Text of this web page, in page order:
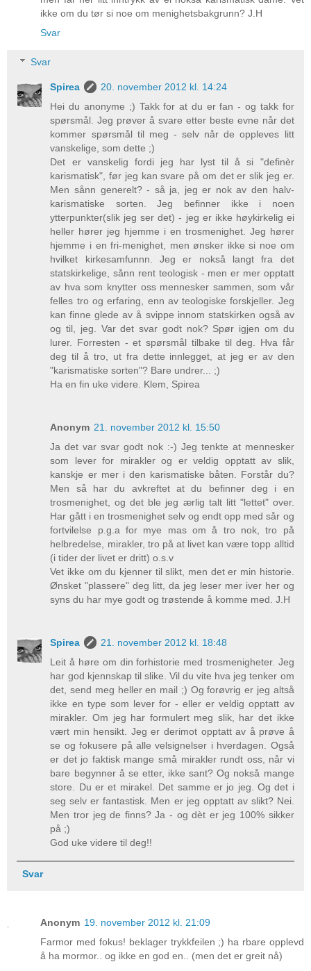
ikke om du tør si noe om menighetsbakgrunn? J.H
Svar
Svar
Spirea
20. november 2012 kl. 14:24
Hei du anonyme ;) Takk for at du er fan - og takk for
spørsmål. Jeg prøver å svare etter beste evne når det
kommer spørsmål til meg - selv når de oppleves litt
vanskelige, som dette ;)
Det er vanskelig fordi jeg har lyst til å si "definèr
karismatisk", før jeg kan svare på om det er slik jeg er.
Men sånn generelt? - så ja, jeg er nok av den halv-
karismatiske sorten. Jeg befinner ikke i noen
ytterpunkter(slik jeg ser det) - jeg er ikke høykirkelig ei
heller hører jeg hjemme i en trosmenighet. Jeg hører
hjemme i en fri-menighet, men ønsker ikke si noe om
hvilket kirkesamfunnn. Jeg er nokså langt fra det
statskirkelige, sånn rent teologisk - men er mer opptatt
av hva som knytter oss mennesker sammen, som vår
felles tro og erfaring, enn av teologiske forskjeller. Jeg
kan finne glede av å svippe innom statskirken også av
og til, jeg. Var det svar godt nok? Spør igjen om du
lurer. Forresten - et spørsmål tilbake til deg. Hva får
deg til å tro, ut fra dette innlegget, at jeg er av den
"karismatiske sorten"? Bare undrer... ;)
Ha en fin uke videre. Klem, Spirea
Anonym 21. november 2012 kl. 15:50
Ja det var svar godt nok :-) Jeg tenkte at mennesker
som lever for mirakler og er veldig opptatt av slik,
kanskje er mer i den karismatiske båten. Forstår du?
Men så har du avkreftet at du befinner deg i en
trosmenighet, og det ble jeg ærlig talt litt "lettet" over.
Har gått i en trosmenighet selv og endt opp med sår og
fortvilelse p.g.a for mye mas om å tro nok, tro på
helbredelse, mirakler, tro på at livet kan være topp alltid
(i tider der livet er dritt) o.s.v
Vet ikke om du kjenner til slikt, men det er min historie.
Ønsket "plassere" deg litt, da jeg leser mer iver her og
syns du har mye godt og trøstende å komme med. J.H
Spirea
21. november 2012 kl. 18:48
Leit å høre om din forhistorie med trosmenigheter. Jeg
har god kjennskap til slike. Vil du vite hva jeg tenker om
det, send meg heller en mail ;) Og forøvrig er jeg altså
ikke en type som lever for - eller er veldig opptatt av
mirakler. Om jeg har formulert meg slik, har det ikke
vært min hensikt. Jeg er derimot opptatt av å prøve å
se og fokusere på alle velsignelser i hverdagen. Også
er det jo faktisk mange små mirakler rundt oss, når vi
bare begynner å se etter, ikke sant? Og nokså mange
store. Du er et mirakel. Det samme er jo jeg. Og det i
seg selv er fantastisk. Men er jeg opptatt av slikt? Nei.
Men tror jeg de finns? Ja - og dèt er jeg 100% sikker
på ;)
God uke videre til deg!!
Svar
Anonym 19. november 2012 kl. 21:09
Farmor med fokus! beklager trykkfeilen ;) ha rbare opplevd
å ha mormor.. og ikke en god en.. (men det er greit nå)